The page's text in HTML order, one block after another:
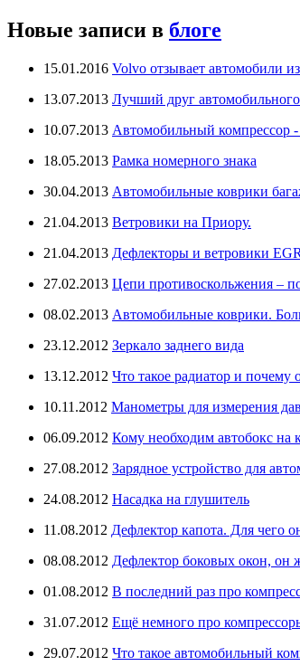
Новые записи в блоге
15.01.2016 Volvo отзывает автомобили
13.07.2013 Лучший друг автомобильного
10.07.2013 Автомобильный компрессор
18.05.2013 Рамка номерного знака
30.04.2013 Автомобильные коврики
21.04.2013 Ветровики на Приору.
21.04.2013 Дефлекторы и ветровики EGR
27.02.2013 Цепи противоскольжения –
08.02.2013 Автомобильные коврики.
23.12.2012 Зеркало заднего вида
13.12.2012 Что такое радиатор и почему
10.11.2012 Манометры для измерения
06.09.2012 Кому необходим автобокс на
27.08.2012 Зарядное устройство для
24.08.2012 Насадка на глушитель
11.08.2012 Дефлектор капота. Для чего
08.08.2012 Дефлектор боковых окон, он
01.08.2012 В последний раз про
31.07.2012 Ещё немного про
29.07.2012 Что такое автомобильный